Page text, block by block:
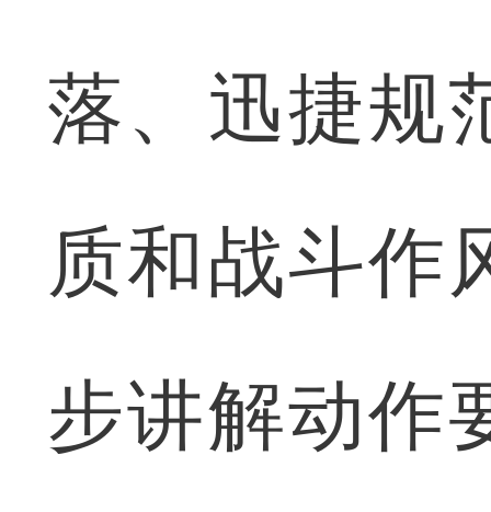
落、迅捷规
质和战斗作
步讲解动作